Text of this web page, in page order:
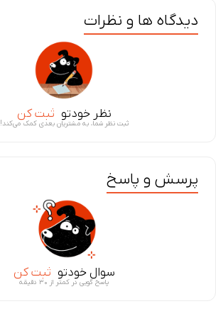
دیدگاه ها و نظرات
نظر خودتو ثبت کن
ثبت نظر شما، به مشتریان بعدی کمک می‌کند!
پرسش و پاسخ
سوال خودتو ثبت کن
پاسخ گویی در کمتر از ۳۰ دقیقه